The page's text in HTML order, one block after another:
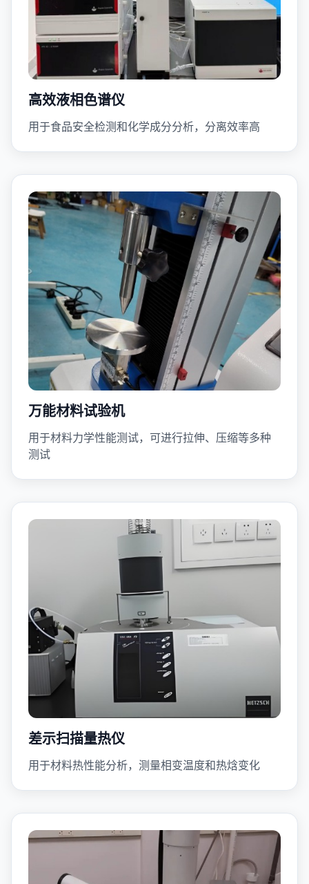
高效液相色谱仪
用于食品安全检测和化学成分分析，分离效率高
万能材料试验机
用于材料力学性能测试，可进行拉伸、压缩等多种
测试
差示扫描量热仪
用于材料热性能分析，测量相变温度和热焓变化